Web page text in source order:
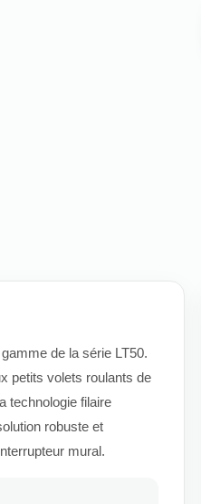
de la série LT50.
petits volets roulants de
technologie filaire
robuste et
mural.